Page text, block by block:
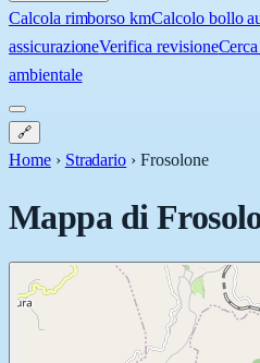
Calcola rimborso kmCalcolo bollo
assicurazioneVerifica revisione
ambientale
🔗
Home › Stradario ›Frosolone
Mappa di